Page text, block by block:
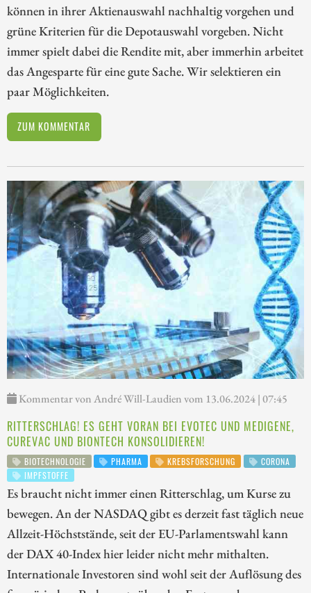
können in ihrer Aktienauswahl nachhaltig vorgehen und
grüne Kriterien für die Depotauswahl vorgeben. Nicht
immer spielt dabei die Rendite mit, aber immerhin arbeitet
das Angesparte für eine gute Sache. Wir selektieren ein
paar Möglichkeiten.
ZUM KOMMENTAR
Kommentar von André Will-Laudien vom 13.06.2024 | 07:45
RITTERSCHLAG! ES GEHT VORAN BEI EVOTEC UND MEDIGENE,
CUREVAC UND BIONTECH KONSOLIDIEREN!
BIOTECHNOLOGIE PHARMA KREBSFORSCHUNG
CORONA
IMPFSTOFFE
Es braucht nicht immer einen Ritterschlag, um Kurse zu
bewegen. An der NASDAQ gibt es derzeit fast täglich neue
Allzeit-Höchststände, seit der EU-Parlamentswahl kann
der DAX 40-Index hier leider nicht mehr mithalten.
Internationale Investoren sind wohl seit der Auflösung des